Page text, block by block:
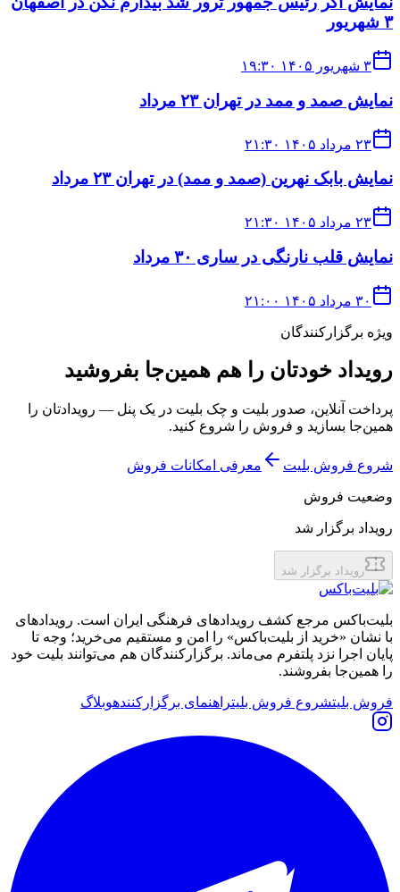
۳ شهریور
۳ شهریور ۱۴۰۵ ۱۹:۳۰
نمایش صمد و ممد در تهران ۲۳ مرداد
۲۳ مرداد ۱۴۰۵ ۲۱:۳۰
نمایش بابک نهرین (صمد و ممد) در تهران ۲۳ مرداد
۲۳ مرداد ۱۴۰۵ ۲۱:۳۰
نمایش قلب نارنگی در ساری ۳۰ مرداد
۳۰ مرداد ۱۴۰۵ ۲۱:۰۰
ویژه برگزارکنندگان
رویداد خودتان را هم همین‌جا بفروشید
پرداخت آنلاین، صدور بلیت و چک بلیت در یک پنل — رویدادتان را
همین‌جا بسازید و فروش را شروع کنید.
شروع فروش بلیت معرفی امکانات فروش
وضعیت فروش
رویداد برگزار شد
رویداد برگزار شد
بلیت‌باکس مرجع کشف رویدادهای فرهنگی ایران است. رویدادهای
با نشان «خرید از بلیت‌باکس» را امن و مستقیم می‌خرید؛ وجه تا
پایان اجرا نزد پلتفرم می‌ماند. برگزارکنندگان هم می‌توانند بلیت خود
را همین‌جا بفروشند.
فروش بلیتشروع فروش بلیتراهنمای برگزارکنندهوبلاگ